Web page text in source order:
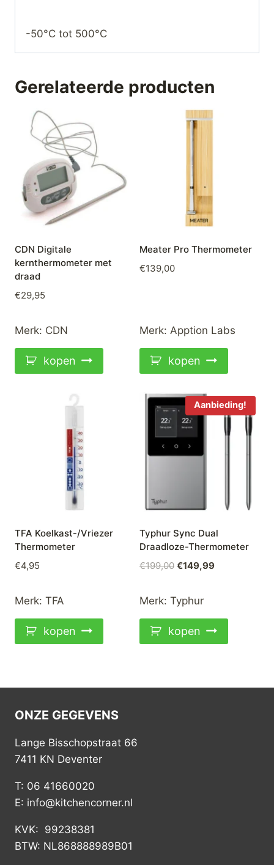
-50°C tot 500°C
Gerelateerde producten
CDN Digitale
kernthermometer met
draad
€29,95
Merk: CDN
kopen
Meater Pro Thermometer
€139,00
Merk: Apption Labs
kopen
TFA Koelkast-/Vriezer
Thermometer
€4,95
Merk: TFA
kopen
Aanbieding!
Typhur Sync Dual
Draadloze-Thermometer
€199,00 Oorspronkelijke
was:
€199,00.
€149,99Huidige
Merk: Typhur
kopen
ONZE GEGEVENS
Lange Bisschopstraat 66
7411 KN Deventer
T: 06 41660020
E: info@kitchencorner.nl
KVK: 99238381
BTW: NL868888989B01